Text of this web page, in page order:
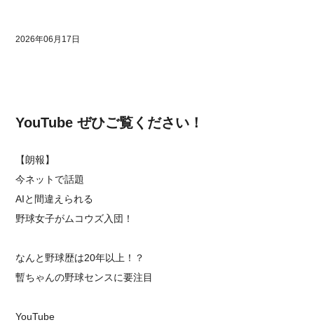
2026年06月17日
YouTube ぜひご覧ください！
【朗報】
今ネットで話題
AIと間違えられる
野球女子がムコウズ入団！
なんと野球歴は20年以上！？
暫ちゃんの野球センスに要注目
YouTube